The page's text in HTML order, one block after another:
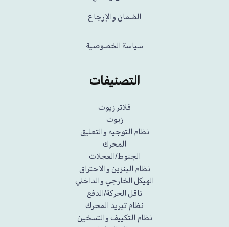
الضمان والإرجاع
سياسة الخصوصية
التصنيفات
فلاتر زيوت
زيوت
نظام التوجيه والتعليق
المحرك
الجنوط/العجلات
نظام البنزين والاحتراق
الهيكل الخارجي والداخلي
ناقل الحركة/الدفع
نظام تبريد المحرك
نظام التكييف والتسخين